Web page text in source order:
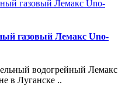
газовый Лемакс Uno-
водогрейный Лемакс
в Луганске ..